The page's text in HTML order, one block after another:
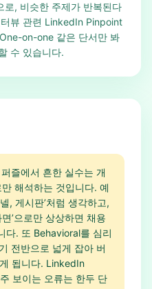
로, 비슷한 주제가 반복된다
뷰 관련 LinkedIn Pinpoint
on-one 같은 단서만 봐
수 있습니다.
즐에서 흔한 실수는 개
해석하는 것입니다. 예
, 게시판’처럼 생각하고,
’으로만 상상하면 채용
다. 또 Behavioral를 심리
전반으로 넓게 잡아 버
됩니다. LinkedIn
보이는 오류는 한두 단